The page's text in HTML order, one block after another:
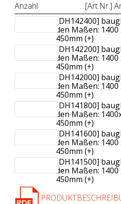
Anzahl
[Art.Nr.]
[DH142400]
den Maßen: 1400
450mm (+)
[DH142200]
den Maßen: 1400
450mm (+)
[DH142000]
den Maßen: 1400
450mm (+)
[DH141800]
den Maßen:
450mm (+)
[DH141600]
den Maßen: 1400
450mm (+)
[DH141500]
den Maßen: 1400
450mm (+)